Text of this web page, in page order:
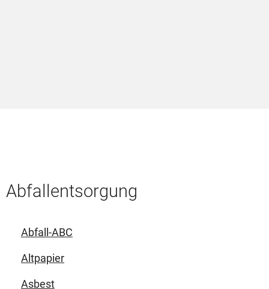
Abfallentsorgung
Abfall-ABC
Altpapier
Asbest